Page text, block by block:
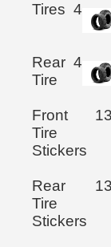
Tires 4
Rear
Tire
4
Front
Tire
Stickers
13
Rear
Tire
Stickers
13